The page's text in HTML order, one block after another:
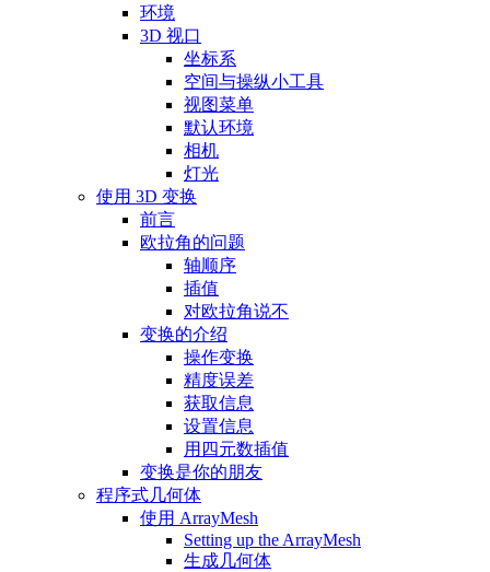
环境
3D 视口
坐标系
空间与操纵小工具
视图菜单
默认环境
相机
灯光
使用 3D 变换
前言
欧拉角的问题
轴顺序
插值
对欧拉角说不
变换的介绍
操作变换
精度误差
获取信息
设置信息
用四元数插值
变换是你的朋友
程序式几何体
使用 ArrayMesh
Setting up the ArrayMesh
生成几何体